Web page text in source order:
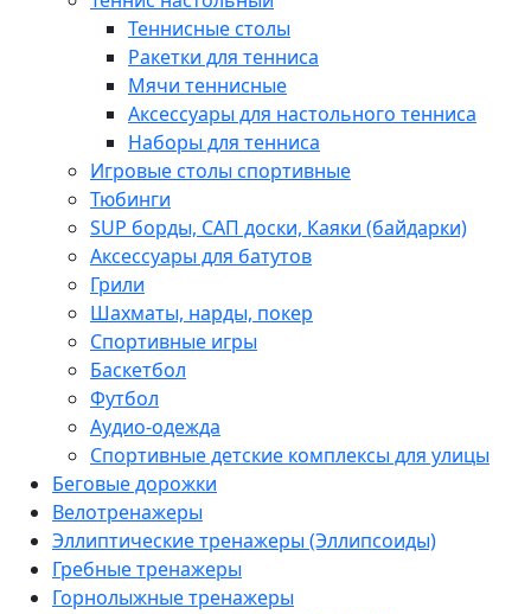
Теннисные столы
Ракетки для тенниса
Мячи теннисные
Аксессуары для настольного тенниса
Наборы для тенниса
Игровые столы спортивные
Тюбинги
SUP борды, САП доски, Каяки (байдарки)
Аксессуары для батутов
Грили
Шахматы, нарды, покер
Спортивные игры
Баскетбол
Футбол
Аудио-одежда
Спортивные детские комплексы для улицы
Беговые дорожки
Велотренажеры
Эллиптические тренажеры (Эллипсоиды)
Гребные тренажеры
Горнолыжные тренажеры